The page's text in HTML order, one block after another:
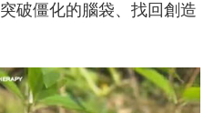
破僵化的腦袋、找回創造